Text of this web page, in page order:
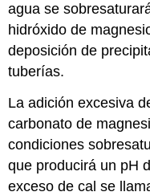
agua se
hidróxido de
deposición de
tuberías.
La adición excesiva
carbonato de
condiciones
que producirá un pH
exceso de cal se